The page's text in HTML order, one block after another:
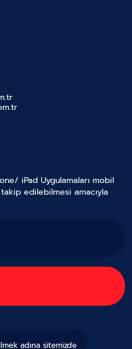
iPad Uygulamaları mobil
edilebilmesi amacıyla
adına sitemizde